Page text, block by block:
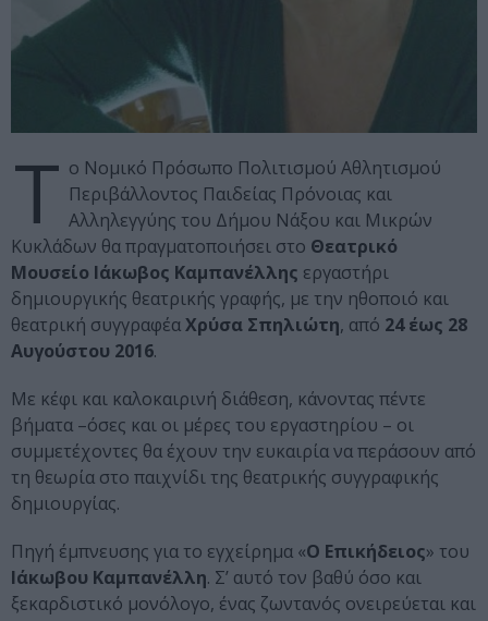
Τ ο Νομικό Πρόσωπο Πολιτισμού Αθλητισμού
Περιβάλλοντος Παιδείας Πρόνοιας και
Αλληλεγγύης του Δήμου Νάξου και Μικρών
Κυκλάδων θα πραγματοποιήσει στο Θεατρικό
Μουσείο Ιάκωβος Καμπανέλλης εργαστήρι
δημιουργικής θεατρικής γραφής, με την ηθοποιό και
θεατρική συγγραφέαΧρύσα Σπηλιώτη, από 24 έως 28
Αυγούστου 2016.
Με κέφι και καλοκαιρινή διάθεση, κάνοντας πέντε
βήματα –όσες και οι μέρες του εργαστηρίου – οι
συμμετέχοντες θα έχουν την ευκαιρία να περάσουν από
τη θεωρία στο παιχνίδι της θεατρικής συγγραφικής
δημιουργίας.
Πηγή έμπνευσης για το εγχείρημα «Ο Επικήδειος» του
Ιάκωβου Καμπανέλλη. Σ’ αυτό τον βαθύ όσο και
ξεκαρδιστικό μονόλογο, ένας ζωντανός ονειρεύεται και